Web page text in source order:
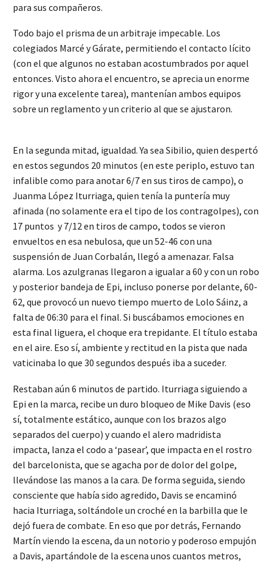
para sus compañeros.
Todo bajo el prisma de un arbitraje impecable. Los
colegiados Marcé y Gárate, permitiendo el contacto lícito
(con el que algunos no estaban acostumbrados por aquel
entonces. Visto ahora el encuentro, se aprecia un enorme
rigor y una excelente tarea), mantenían ambos equipos
sobre un reglamento y un criterio al que se ajustaron.
En la segunda mitad, igualdad. Ya sea Sibilio, quien despertó
en estos segundos 20 minutos (en este periplo, estuvo tan
infalible como para anotar 6/7 en sus tiros de campo), o
Juanma López Iturriaga, quien tenía la puntería muy
afinada (no solamente era el tipo de los contragolpes), con
17 puntos y 7/12 en tiros de campo, todos se vieron
envueltos en esa nebulosa, que un 52-46 con una
suspensión de Juan Corbalán, llegó a amenazar. Falsa
alarma. Los azulgranas llegaron a igualar a 60 y con un robo
y posterior bandeja de Epi, incluso ponerse por delante, 60-
62, que provocó un nuevo tiempo muerto de Lolo Sáinz, a
falta de 06:30 para el final. Si buscábamos emociones en
esta final liguera, el choque era trepidante. El título estaba
en el aire. Eso sí, ambiente y rectitud en la pista que nada
vaticinaba lo que 30 segundos después iba a suceder.
Restaban aún 6 minutos de partido. Iturriaga siguiendo a
Epi en la marca, recibe un duro bloqueo de Mike Davis (eso
sí, totalmente estático, aunque con los brazos algo
separados del cuerpo) y cuando el alero madridista
impacta, lanza el codo a ‘pasear’, que impacta en el rostro
del barcelonista, que se agacha por de dolor del golpe,
llevándose las manos a la cara. De forma seguida, siendo
consciente que había sido agredido, Davis se encaminó
hacia Iturriaga, soltándole un croché en la barbilla que le
dejó fuera de combate. En eso que por detrás, Fernando
Martín viendo la escena, da un notorio y poderoso empujón
a Davis, apartándole de la escena unos cuantos metros,